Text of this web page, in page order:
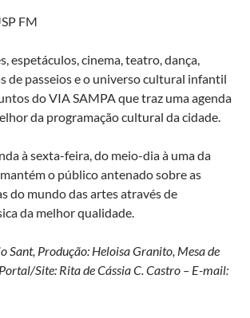
FM
espetáculos, cinema, teatro, dança,
de passeios e o universo cultural infantil
do VIA SAMPA que traz uma agenda
da programação cultural da cidade.
à sexta-feira, do meio-dia à uma da
o público antenado sobre as
do mundo das artes através de
da melhor qualidade.
Sant, Produção: Heloisa Granito, Mesa de
Site: Rita de Cássia C. Castro – E-mail: